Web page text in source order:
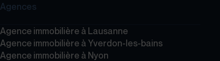
Agences
Agence immobilière à Lausanne
Agence immobilière à Yverdon-les-bains
Agence immobilière à Nyon